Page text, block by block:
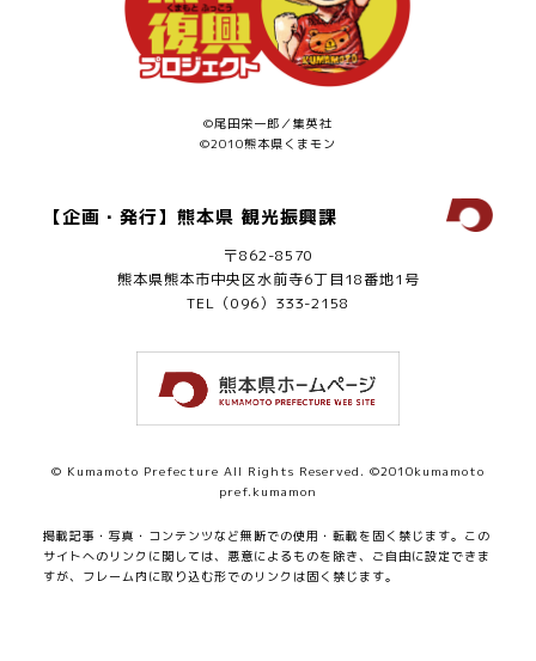
【企画・発行】熊本県 観光振興課
〒862-8570
熊本県熊本市中央区水前寺6丁目18番地1号
TEL（096）333-2158
© Kumamoto Prefecture All Rights Reserved. ©2010kumamoto
pref.kumamon
掲載記事・写真・コンテンツなど無断での使用・転載を固く禁じます。 この
サイトへのリンクに関しては、悪意によるものを除き、ご自由に設定できま
すが、フレーム内に取り込む形でのリンクは固く禁じます。
©尾田栄一郎／集英社
©2010熊本県くまモン